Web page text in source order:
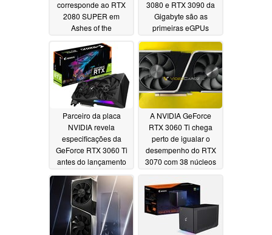
corresponde ao RTX
2080 SUPER em
Ashes of the
benchmarks, mas o
Radeon RX 6800 da
AMD deixa-o na poeira
11/26/2020
3080 e RTX 3090 da
Gigabyte são as
primeiras eGPUs
refrigeradas a água
11/25/2020
Parceiro da placa
NVIDIA revela
especificações da
GeForce RTX 3060 Ti
antes do lançamento
em 2 de dezembro
11/24/2020
A NVIDIA GeForce
RTX 3060 Ti chega
perto de igualar o
desempenho do RTX
3070 com 38 núcleos
de relógio de impulso
de 1,67 GHz11/23/2020